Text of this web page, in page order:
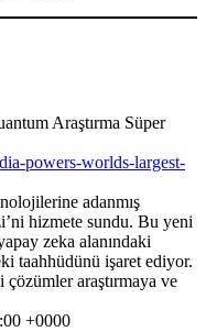
Araştırma Süper
powers-worlds-largest-
adanmış
hizmete sundu. Bu yeni
zeka alanındaki
taahhüdünü işaret ediyor.
araştırmaya ve
+0000